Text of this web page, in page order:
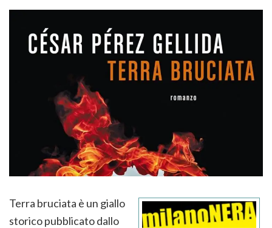
Terra bruciata è un giallo
storico pubblicato dallo